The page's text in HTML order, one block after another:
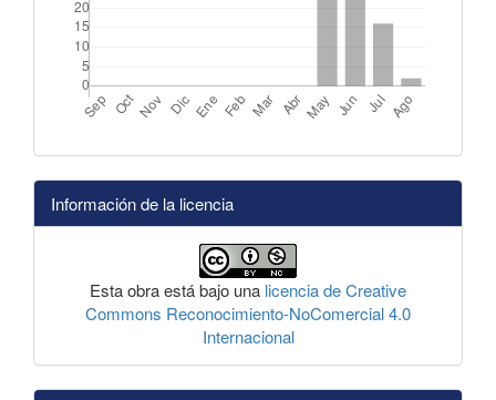
Información de la licencia
Esta obra está bajo una licencia de Creative
Commons Reconocimiento-NoComercial 4.0
Internacional